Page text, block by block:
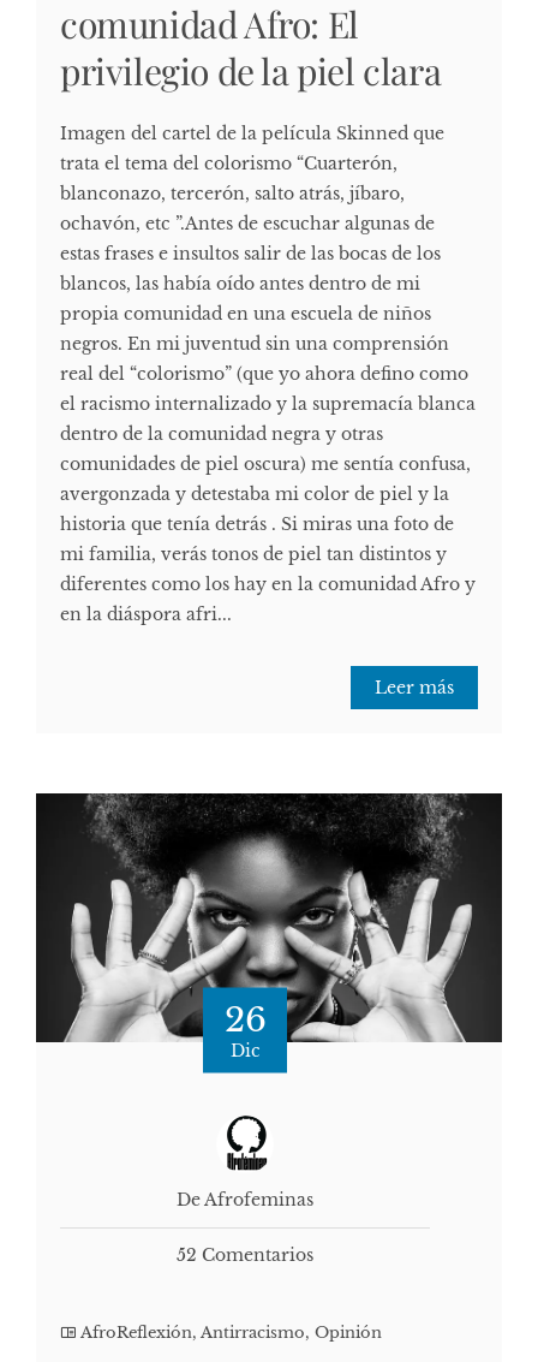
comunidad Afro: El
privilegio de la piel clara
Imagen del cartel de la película Skinned que
trata el tema del colorismo “Cuarterón,
blanconazo, tercerón, salto atrás, jíbaro,
ochavón, etc ”.Antes de escuchar algunas de
estas frases e insultos salir de las bocas de los
blancos, las había oído antes dentro de mi
propia comunidad en una escuela de niños
negros. En mi juventud sin una comprensión
real del “colorismo” (que yo ahora defino como
el racismo internalizado y la supremacía blanca
dentro de la comunidad negra y otras
comunidades de piel oscura) me sentía confusa,
avergonzada y detestaba mi color de piel y la
historia que tenía detrás . Si miras una foto de
mi familia, verás tonos de piel tan distintos y
diferentes como los hay en la comunidad Afro y
en la diáspora afri...
Leer más
26
Dic
De Afrofeminas
52 Comentarios
AfroReflexión, Antirracismo, Opinión